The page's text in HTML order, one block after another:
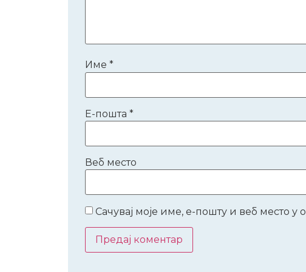
Име *
Е-пошта *
Веб место
Сачувај моје име, е-пошту и веб место